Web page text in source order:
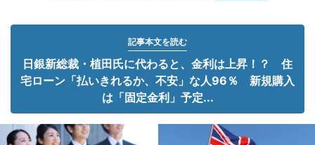
記事本文を読む
日銀新総裁・植田氏に代わると、金利は上昇！？ 住
宅ローン「払いきれるか、不安」な人96％ 新規購入
は「固定金利」予定...